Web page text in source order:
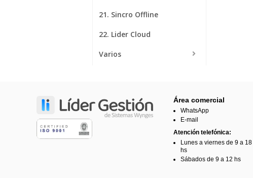
21. Sincro Offline
22. Lider Cloud
Varios
ZZZ Test MCP (borrar)
Área comercial
WhatsApp
E-mail
Atención telefónica:
Lunes a viernes de 9 a 18
hs
Sábados de 9 a 12 hs